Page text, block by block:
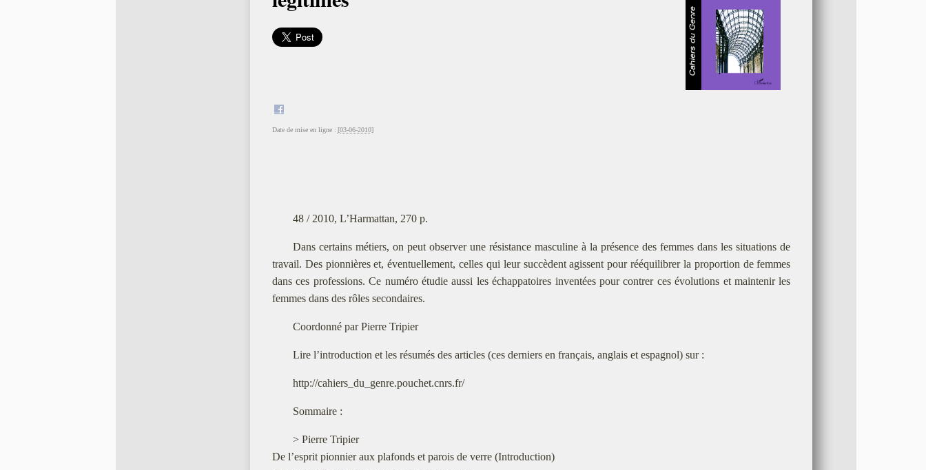
Date de mise en ligne : [03-06-2010]
48 / 2010, L’Harmattan, 270 p.
Dans certains métiers, on peut observer une résistance masculine à la présence des femmes dans les situations de
travail. Des pionnières et, éventuellement, celles qui leur succèdent agissent pour rééquilibrer la proportion de femmes
dans ces professions. Ce numéro étudie aussi les échappatoires inventées pour contrer ces évolutions et maintenir les
femmes dans des rôles secondaires.
Coordonné par Pierre Tripier
Lire l’introduction et les résumés des articles (ces derniers en français, anglais et espagnol) sur :
http://cahiers_du_genre.pouchet.cnrs.fr/
Sommaire :
> Pierre Tripier
De l’esprit pionnier aux plafonds et parois de verre (Introduction)